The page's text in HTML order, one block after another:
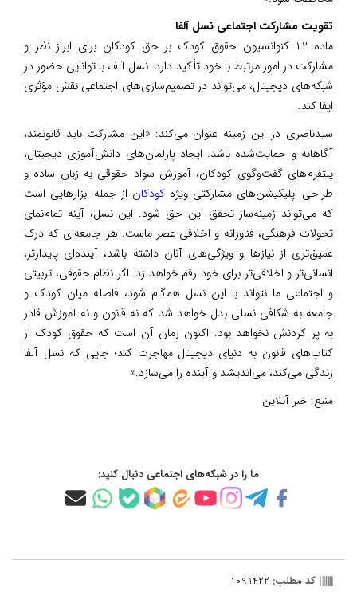
تقویت مشارکت اجتماعی نسل آلفا
ماده ۱۲ کنوانسیون حقوق کودک بر حق کودکان برای ابراز نظر و
مشارکت در امور مرتبط با خود تأکید دارد. نسل آلفا، با توانایی حضور در
شبکه‌های دیجیتال، می‌تواند در تصمیم‌سازی‌های اجتماعی نقش مؤثری
ایفا کند.
سیدناصری در این زمینه عنوان می‌کند: «این مشارکت باید قانونمند،
آگاهانه و حمایت‌شده باشد. ایجاد پارلمان‌های دانش‌آموزی دیجیتال،
پلتفرم‌های گفت‌وگوی کودکان، آموزش سواد حقوقی به زبان ساده و
طراحی اپلیکیشن‌های مشارکتی ویژه کودکان از جمله ابزارهایی است
که می‌تواند زمینه‌ساز تحقق این حق شود. این نسل، آینه‌ تمام‌نمای
تحولات فرهنگی، فناورانه و اخلاقی عصر ماست. هر جامعه‌ای که درک
عمیق‌تری از نیازها و ویژگی‌های آنان داشته باشد، آینده‌ای پایدارتر،
انسانی‌تر و اخلاقی‌تر برای خود رقم خواهد زد. اگر نظام حقوقی، تربیتی
و اجتماعی ما نتواند با این نسل هم‌گام شود، فاصله میان کودک و
جامعه به شکافی نسلی بدل خواهد شد که نه قانون و نه آموزش قادر
به پر کردنش نخواهد بود. اکنون زمان آن است که حقوق کودک از
کتاب‌های قانون به دنیای دیجیتال مهاجرت کند؛ جایی که نسل آلفا
زندگی می‌کند، می‌اندیشد و آینده را می‌سازد.»
منبع: خبر آنلاین
ما را در شبکه‌های اجتماعی دنبال کنید:
کد مطلب: 1091422